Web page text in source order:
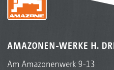
AMAZONEN-WERKE H.
Am Amazonenwerk 9-13